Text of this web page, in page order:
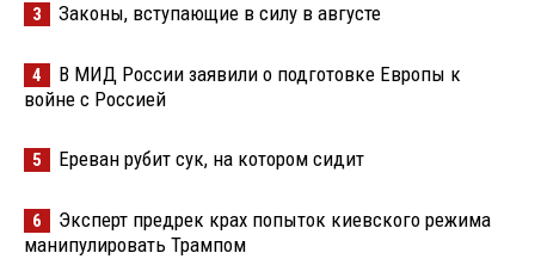
3 Законы, вступающие в силу в августе
4
В МИД России заявили о подготовке Европы к
войне с Россией
5 Ереван рубит сук, на котором сидит
6
Эксперт предрек крах попыток киевского режима
манипулировать Трампом